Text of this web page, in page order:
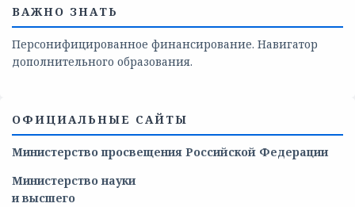
ВАЖНО ЗНАТЬ
Персонифицированное финансирование. Навигатор
дополнительного образования.
ОФИЦИАЛЬНЫЕ САЙТЫ
Министерство просвещения Российской Федерации
Министерство науки
и высшего